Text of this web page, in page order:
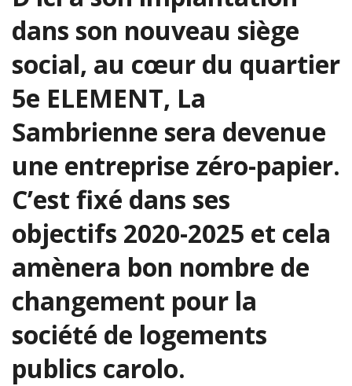
dans son nouveau siège
social, au cœur du quartier
5e ELEMENT, La
Sambrienne sera devenue
une entreprise zéro-papier.
C’est fixé dans ses
objectifs 2020-2025 et cela
amènera bon nombre de
changement pour la
société de logements
publics carolo.